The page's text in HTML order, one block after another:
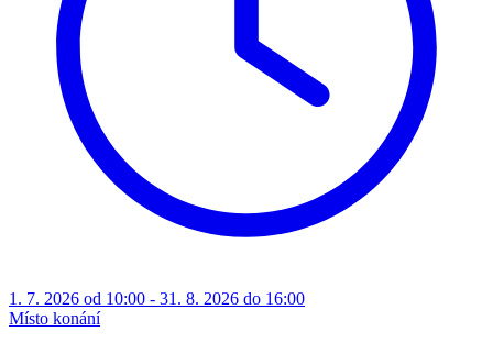
1. 7. 2026 od 10:00 - 31. 8. 2026 do 16:00
Místo konání